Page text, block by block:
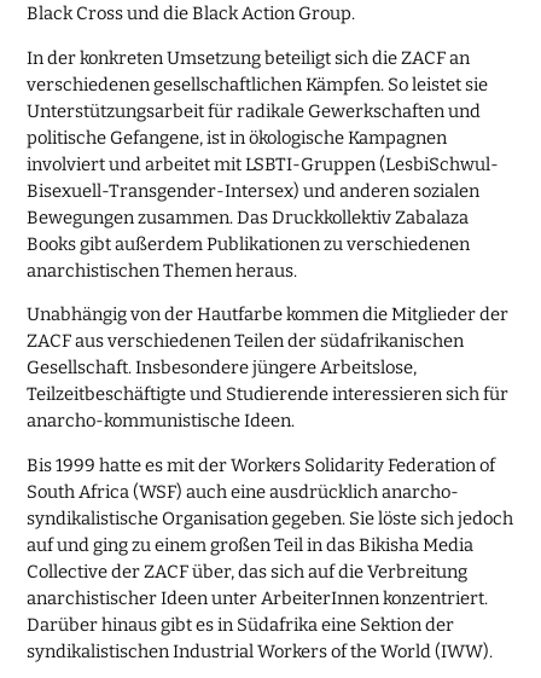
Black Cross und die Black Action Group.
In der konkreten Umsetzung beteiligt sich die ZACF an
verschiedenen gesellschaftlichen Kämpfen. So leistet sie
Unterstützungsarbeit für radikale Gewerkschaften und
politische Gefangene, ist in ökologische Kampagnen
involviert und arbeitet mit LSBTI-Gruppen (LesbiSchwul-
Bisexuell-Transgender-Intersex) und anderen sozialen
Bewegungen zusammen. Das Druckkollektiv Zabalaza
Books gibt außerdem Publikationen zu verschiedenen
anarchistischen Themen heraus.
Unabhängig von der Hautfarbe kommen die Mitglieder der
ZACF aus verschiedenen Teilen der südafrikanischen
Gesellschaft. Insbesondere jüngere Arbeitslose,
Teilzeitbeschäftigte und Studierende interessieren sich für
anarcho-kommunistische Ideen.
Bis 1999 hatte es mit der Workers Solidarity Federation of
South Africa (WSF) auch eine ausdrücklich anarcho-
syndikalistische Organisation gegeben. Sie löste sich jedoch
auf und ging zu einem großen Teil in das Bikisha Media
Collective der ZACF über, das sich auf die Verbreitung
anarchistischer Ideen unter ArbeiterInnen konzentriert.
Darüber hinaus gibt es in Südafrika eine Sektion der
syndikalistischen Industrial Workers of the World (IWW).